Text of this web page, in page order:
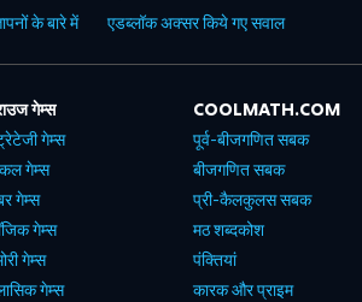
के बारे में एडब्लॉक अक्सर किये गए सवाल
गेम्स
गेम्स
गेम्स
गेम्स
गेम्स
गेम्स
गेम्स
COOLMATH.COM
पूर्व-बीजगणित सबक
बीजगणित सबक
प्री-कैलकुलस सबक
मठ शब्दकोश
पंक्तियां
कारक और प्राइम